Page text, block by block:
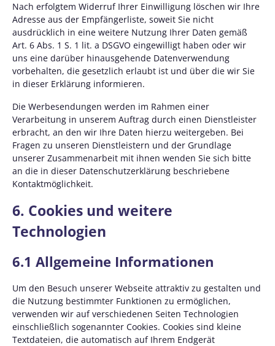
Nach erfolgtem Widerruf Ihrer Einwilligung löschen wir Ihre
Adresse aus der Empfängerliste, soweit Sie nicht
ausdrücklich in eine weitere Nutzung Ihrer Daten gemäß
Art. 6 Abs. 1 S. 1 lit. a DSGVO eingewilligt haben oder wir
uns eine darüber hinausgehende Datenverwendung
vorbehalten, die gesetzlich erlaubt ist und über die wir Sie
in dieser Erklärung informieren.
Die Werbesendungen werden im Rahmen einer
Verarbeitung in unserem Auftrag durch einen Dienstleister
erbracht, an den wir Ihre Daten hierzu weitergeben. Bei
Fragen zu unseren Dienstleistern und der Grundlage
unserer Zusammenarbeit mit ihnen wenden Sie sich bitte
an die in dieser Datenschutzerklärung beschriebene
Kontaktmöglichkeit.
6. Cookies und weitere
Technologien
6.1 Allgemeine Informationen
Um den Besuch unserer Webseite attraktiv zu gestalten und
die Nutzung bestimmter Funktionen zu ermöglichen,
verwenden wir auf verschiedenen Seiten Technologien
einschließlich sogenannter Cookies. Cookies sind kleine
Textdateien, die automatisch auf Ihrem Endgerät